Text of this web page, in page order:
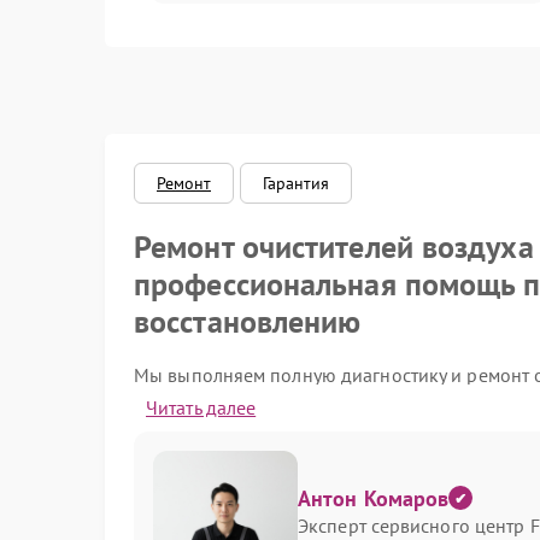
Ремонт Гарантия
Ремонт очистителей
профессиональная помощь
восстановлению
Мы выполняем полную диагностику и ремонт
безопасность и долговечность прибора. В
работоспособность мотора и электроники,
Диагностика и основные
Читать далее
Антон Комаров
Эксперт сервисного центр